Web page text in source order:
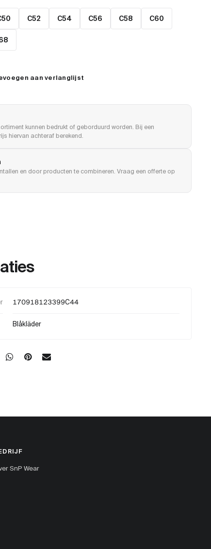
C52 C54 C56 C58 C60
aan verlanglijst
kunnen bedrukt of geborduurd worden. Bij een
hiervan achteraf berekend.
en door producten te combineren. Vraag een offerte op
170918123399C44
Blåkläder
SnP Wear